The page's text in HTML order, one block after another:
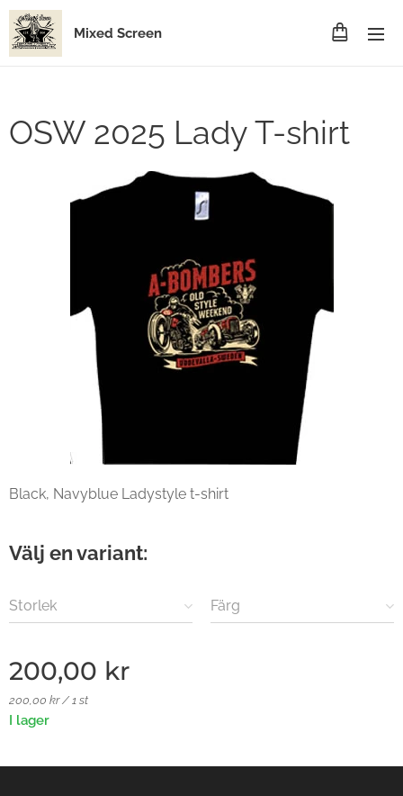
Mixed Screen
OSW 2025 Lady T-shirt
Black, Navyblue Ladystyle t-shirt
Välj en variant:
Storlek Färg
200,00 kr
200,00 kr / 1 st
I lager